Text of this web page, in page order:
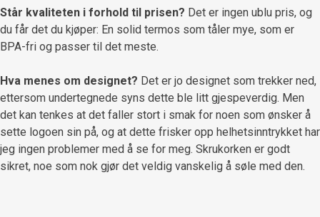
Står kvaliteten i forhold til prisen? Det er ingen ublu pris, og
du får det du kjøper: En solid termos som tåler mye, som er
BPA-fri og passer til det meste.
Hva menes om designet? Det er jo designet som trekker ned,
ettersom undertegnede syns dette ble litt gjespeverdig. Men
det kan tenkes at det faller stort i smak for noen som ønsker å
sette logoen sin på, og at dette frisker opp helhetsinntrykket har
jeg ingen problemer med å se for meg. Skrukorken er godt
sikret, noe som nok gjør det veldig vanskelig å søle med den.